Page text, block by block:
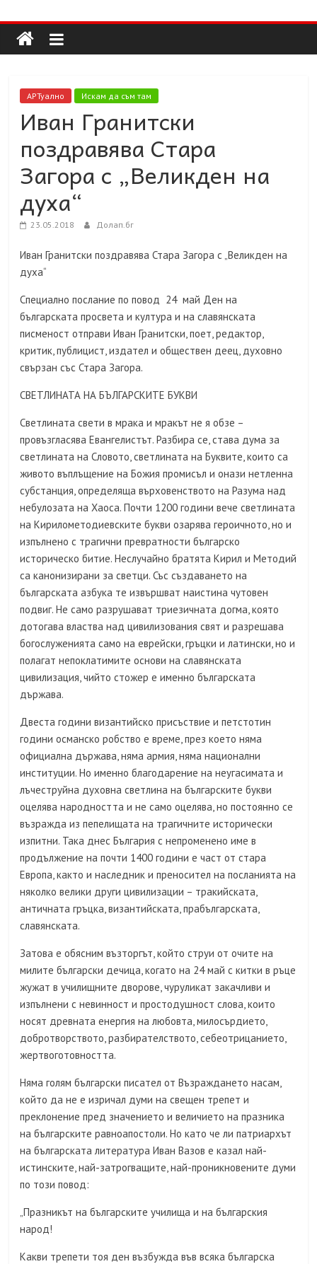
to
content
Долап
БГ
култура|
пътешествия|
мода|
събития|
кухня|
минало|
АРТуално Искам да съм там
Иван Гранитски
поздравява Стара
Загора с „Великден на
духа“
23.05.2018 Долап.бг
Иван Гранитски поздравява Стара Загора с „Великден на
духа“
Специално послание по повод 24 май Ден на
българската просвета и култура и на славянската
писменост отправи Иван Гранитски, поет, редактор,
критик, публицист, издател и обществен деец, духовно
свързан със Стара Загора.
СВЕТЛИНАТА НА БЪЛГАРСКИТЕ БУКВИ
Светлината свети в мрака и мракът не я обзе –
провъзгласява Евангелистът. Разбира се, става дума за
светлината на Словото, светлината на Буквите, които са
живото въплъщение на Божия промисъл и онази нетленна
субстанция, определяща върховенството на Разума над
небулозата на Хаоса. Почти 1200 години вече светлината
на Кирилометодиевските букви озарява героичното, но и
изпълнено с трагични превратности българско
историческо битие. Неслучайно братята Кирил и Методий
са канонизирани за светци. Със създаването на
българската азбука те извършват наистина чутовен
подвиг. Не само разрушават триезичната догма, която
дотогава властва над цивилизования свят и разрешава
богослуженията само на еврейски, гръцки и латински, но и
полагат непоклатимите основи на славянската
цивилизация, чийто стожер е именно българската
държава.
Двеста години византийско присъствие и петстотин
години османско робство е време, през което няма
официална държава, няма армия, няма национални
институции. Но именно благодарение на неугасимата и
лъчеструйна духовна светлина на българските букви
оцелява народността и не само оцелява, но постоянно се
възражда из пепелищата на трагичните исторически
изпитни. Така днес България с непроменено име в
продължение на почти 1400 години е част от стара
Европа, както и наследник и преносител на посланията на
няколко велики други цивилизации – тракийската,
античната гръцка, византийската, прабългарската,
славянската.
Затова е обясним възторгът, който струи от очите на
милите български дечица, когато на 24 май с китки в ръце
жужат в училищните дворове, чуруликат закачливи и
изпълнени с невинност и простодушност слова, които
носят древната енергия на любовта, милосърдието,
добротворството, разбирателството, себеотрицанието,
жертвоготовността.
Няма голям български писател от Възраждането насам,
който да не е изричал думи на свещен трепет и
преклонение пред значението и величието на празника
на българските равноапостоли. Но като че ли патриархът
на българската литература Иван Вазов е казал най-
истинските, най-затрогващите, най-проникновените думи
по този повод:
„Празникът на българските училища и на българския
народ!
Какви трепети тоя ден възбужда във всяка българска